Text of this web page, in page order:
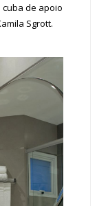
de apoio
Sgrott.